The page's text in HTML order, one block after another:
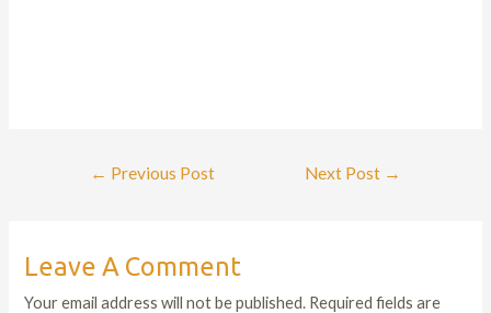
← Previous Post Next Post →
Leave A Comment
Your email address will not be published. Required fields are